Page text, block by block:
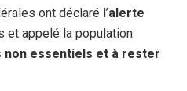
ont déclaré l’alerte
et appelé la population
essentiels et à rester